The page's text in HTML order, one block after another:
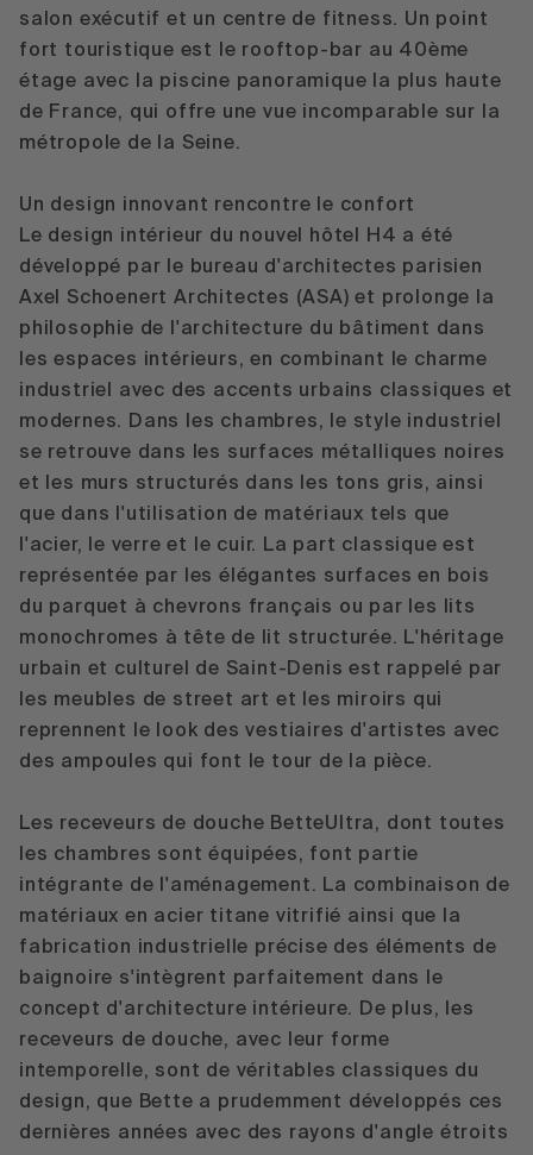
salon exécutif et un centre de fitness. Un point
fort touristique est le rooftop-bar au 40ème
étage avec la piscine panoramique la plus haute
de France, qui offre une vue incomparable sur la
métropole de la Seine.
Un design innovant rencontre le confort
Le design intérieur du nouvel hôtel H4 a été
développé par le bureau d'architectes parisien
Axel Schoenert Architectes (ASA) et prolonge la
philosophie de l'architecture du bâtiment dans
les espaces intérieurs, en combinant le charme
industriel avec des accents urbains classiques et
modernes. Dans les chambres, le style industriel
se retrouve dans les surfaces métalliques noires
et les murs structurés dans les tons gris, ainsi
que dans l'utilisation de matériaux tels que
l'acier, le verre et le cuir. La part classique est
représentée par les élégantes surfaces en bois
du parquet à chevrons français ou par les lits
monochromes à tête de lit structurée. L'héritage
urbain et culturel de Saint-Denis est rappelé par
les meubles de street art et les miroirs qui
reprennent le look des vestiaires d'artistes avec
des ampoules qui font le tour de la pièce.
Les receveurs de douche BetteUltra, dont toutes
les chambres sont équipées, font partie
intégrante de l'aménagement. La combinaison de
matériaux en acier titane vitrifié ainsi que la
fabrication industrielle précise des éléments de
baignoire s'intègrent parfaitement dans le
concept d'architecture intérieure. De plus, les
receveurs de douche, avec leur forme
intemporelle, sont de véritables classiques du
design, que Bette a prudemment développés ces
dernières années avec des rayons d'angle étroits